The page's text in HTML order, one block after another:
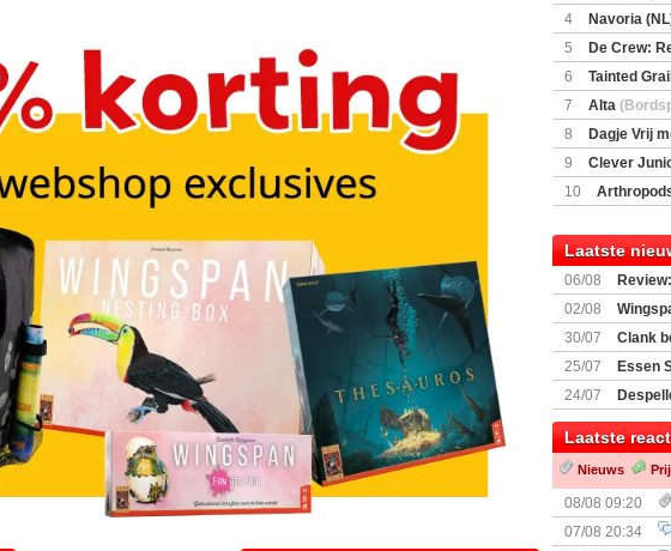
4
Navoria
5
De Crew:
6
Tainted
Encounters
7 Alta
8
Dagje Vrij
(77059)(Ideas)
9 Clever
10
Laatste
06/08
Land
02/08
30/07
Clank
uitbreiding
25/07
Essen
24/07
Laatste
Nieuws
08/08 09:20
07/08 20:34